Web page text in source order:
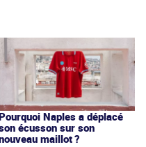
Naples a déplacé
écusson sur son
maillot ?